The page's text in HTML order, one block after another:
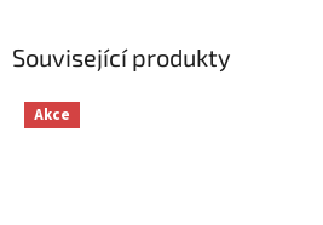
Související produkty
Akce